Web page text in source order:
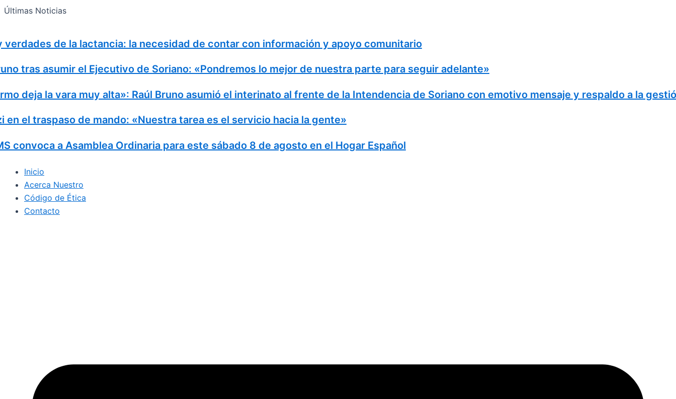
Ir
Últimas Noticias
de la lactancia: la necesidad de contar con información y apoyo comunitario
tras asumir el Ejecutivo de Soriano: «Pondremos lo mejor de nuestra parte para seguir adelante»
deja la vara muy alta»: Raúl Bruno asumió el interinato al frente de la Intendencia de Soriano con emotivo mensaje y respaldo a la gestión
el traspaso de mando: «Nuestra tarea es el servicio hacia la gente»
convoca a Asamblea Ordinaria para este sábado 8 de agosto en el Hogar Español
Inicio
Acerca Nuestro
Código de Ética
Contacto
Search